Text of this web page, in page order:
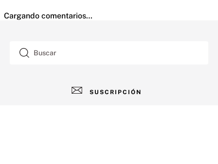
Cargando comentarios…
Buscar
SUSCRIPCIÓN